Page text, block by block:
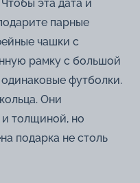
эта дата и
парные
чашки с
рамку с большой
футболки.
Они
толщиной, но
подарка не столь